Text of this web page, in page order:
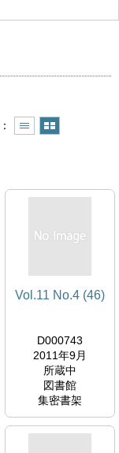
Vol.11 No.4 (46)
D000743
2011年9月
所蔵中
図書館
集密書架